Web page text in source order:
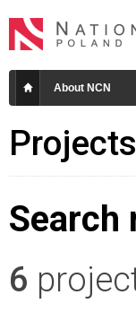
About NCN
Search
6